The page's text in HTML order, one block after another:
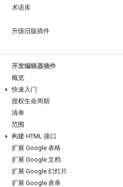
术语库
升级旧版插件
开发编辑器插件
概览
快速入门
授权生命周期
清单
范围
构建 HTML 接口
扩展 Google 表格
扩展 Google 文档
扩展 Google 幻灯片
扩展 Google 表单